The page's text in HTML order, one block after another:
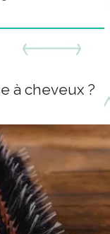
à cheveux ?